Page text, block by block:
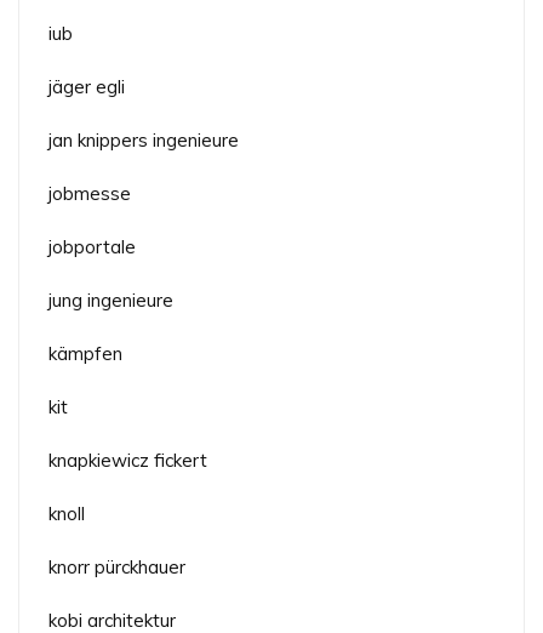
iub
jäger egli
jan knippers ingenieure
jobmesse
jobportale
jung ingenieure
kämpfen
kit
knapkiewicz fickert
knoll
knorr pürckhauer
kobi architektur